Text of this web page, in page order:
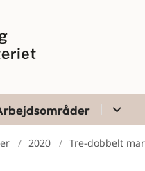
2020 Tre-dobbelt